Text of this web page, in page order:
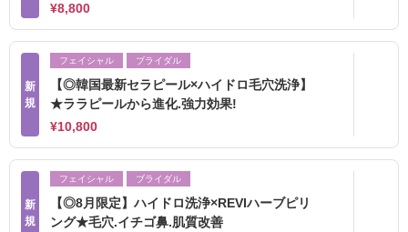
¥8,800
新
規
フェイシャル ブライダル
【◎韓国最新セラピール×ハイドロ毛穴洗浄】
★ララピールから進化.強力効果!
¥10,800
新
規
フェイシャル ブライダル
【◎8月限定】ハイドロ洗浄×REVIハーブピリ
ング★毛穴.イチゴ鼻.肌質改善